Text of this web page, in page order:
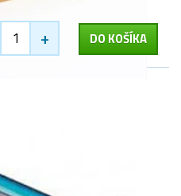
+ DO KOŠÍKA